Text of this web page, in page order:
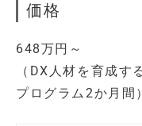
価格
648万円～
（DX人材を育成
プログラム2か月間）